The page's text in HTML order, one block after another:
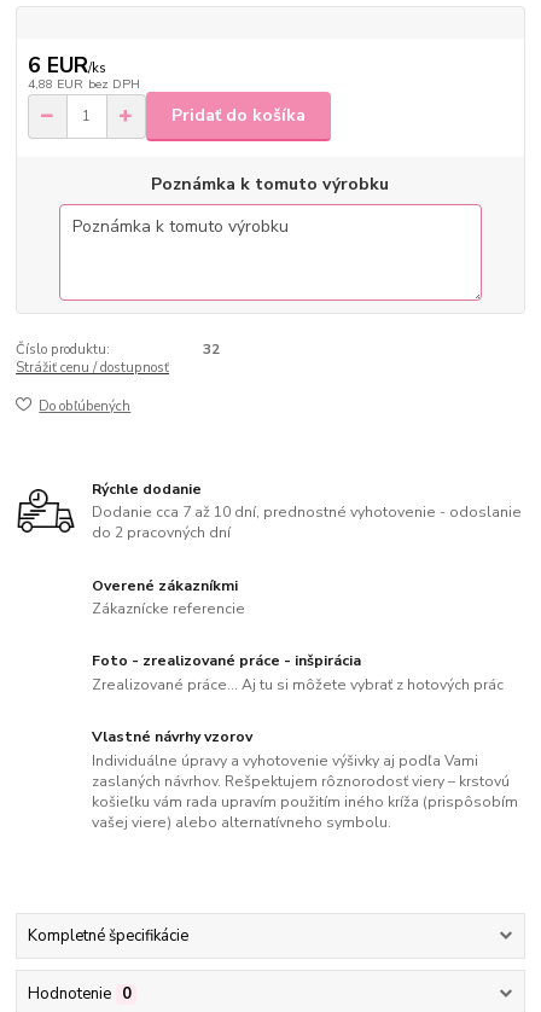
6 EUR/ks
4,88 EUR bez DPH
Pridať do košíka
Poznámka k tomuto výrobku
Číslo produktu:
32
Strážiť cenu / dostupnosť
Do obľúbených
Rýchle dodanie
Dodanie cca 7 až 10 dní, prednostné vyhotovenie - odoslanie
do 2 pracovných dní
Overené zákazníkmi
Zákaznícke referencie
Foto - zrealizované práce - inšpirácia
Zrealizované práce... Aj tu si môžete vybrať z hotových prác
Vlastné návrhy vzorov
Individuálne úpravy a vyhotovenie výšivky aj podľa Vami
zaslaných návrhov. Rešpektujem rôznorodosť viery – krstovú
košieľku vám rada upravím použitím iného kríža (prispôsobím
vašej viere) alebo alternatívneho symbolu.
Kompletné špecifikácie
Hodnotenie 0